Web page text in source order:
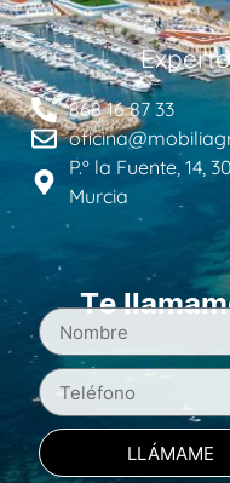
868 16 87 33
P.º la Fuente, 14,
Murcia
Te
LLÁMAME